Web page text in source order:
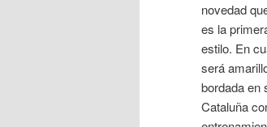
novedad
es la
estilo. En
será
bordada en
Cataluña